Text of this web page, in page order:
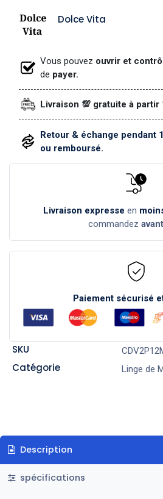
Dolce Vita
Vous pouvez ouvrir et
de payer.
Livraison 💯 gratuite à partir
Retour & échange pendant
ou remboursé.
Livraison expresse en
commandez
Paiement sécurisé
SKU
Catégorie Linge de
Description
spécifications